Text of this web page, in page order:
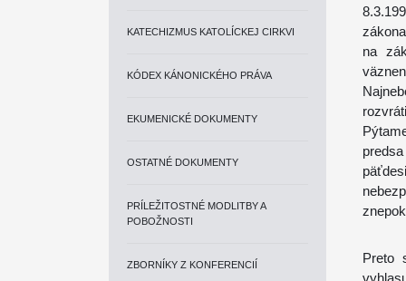
KATECHIZMUS KATOLÍCKEJ CIRKVI
KÓDEX KÁNONICKÉHO PRÁVA
EKUMENICKÉ DOKUMENTY
OSTATNÉ DOKUMENTY
PRÍLEŽITOSTNÉ MODLITBY A
POBOŽNOSTI
ZBORNÍKY Z KONFERENCIÍ
na
Preto